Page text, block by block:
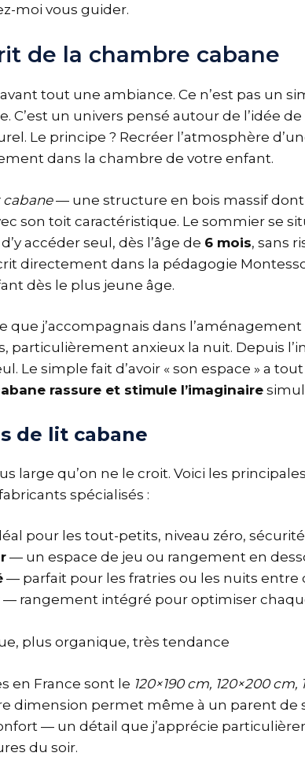
moi vous guider.
de la chambre cabane
tout une ambiance. Ce n’est pas un
C’est un univers pensé autour de l’idée
Le principe ? Recréer l’atmosphère
dans la chambre de votre enfant.
cabane— une structure en bois massif
son toit caractéristique. Le sommier se
accéder seul, dès l’âge de 6 mois, sans
directement dans la pédagogie
dès le plus jeune âge.
que j’accompagnais dans l’aménagement
particulièrement anxieux la nuit. Depuis
Le simple fait d’avoir « son espace » a
rassure et stimule l’imaginaire
de lit cabane
large qu’on ne le croit. Voici les
spécialisés :
pour les tout-petits, niveau zéro,
— un espace de jeu ou rangement en
— parfait pour les fratries ou les nuits entre
— rangement intégré pour optimiser
plus organique, très tendance
en France sont le 120×190 cm, 120×200 cm,
dimension permet même à un parent de
— un détail que j’apprécie
du soir.